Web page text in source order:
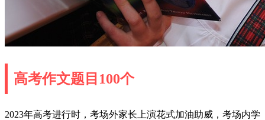
高考作文题目100个
2023年高考进行时，考场外家长上演花式加油助威，考场内学